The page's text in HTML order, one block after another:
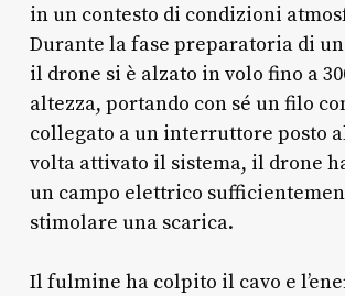
in un contesto di condizioni
Durante la fase preparatoria di
il drone si è alzato in volo fino a
altezza, portando con sé un filo
collegato a un interruttore posto
volta attivato il sistema, il drone
un campo elettrico
stimolare una scarica.
Il fulmine ha colpito il cavo e